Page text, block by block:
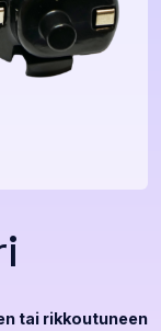
tai rikkoutuneen